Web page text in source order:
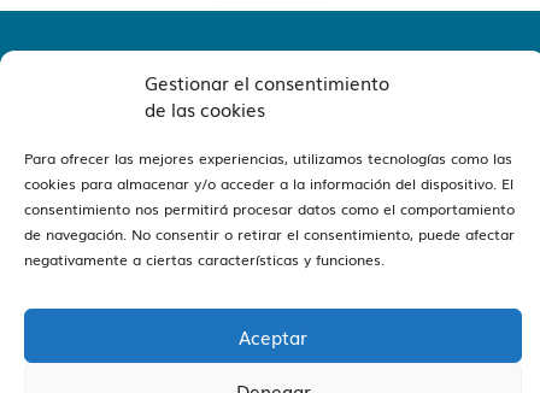
Gestionar el consentimiento
de las cookies
Para ofrecer las mejores experiencias, utilizamos tecnologías como las
cookies para almacenar y/o acceder a la información del dispositivo. El
consentimiento nos permitirá procesar datos como el comportamiento
de navegación. No consentir o retirar el consentimiento, puede afectar
negativamente a ciertas características y funciones.
Aceptar
Estamos en Barcelona y Reus ver oficinas